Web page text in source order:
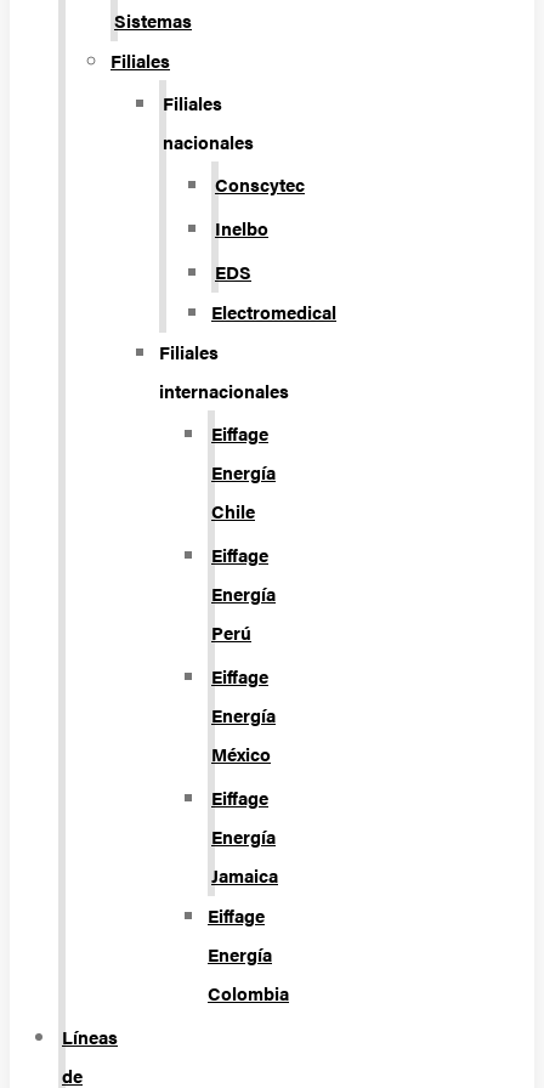
Sistemas
Filiales
Filiales
nacionales
Conscytec
Inelbo
EDS
Electromedical
Filiales
internacionales
Eiffage
Energía
Chile
Eiffage
Energía
Perú
Eiffage
Energía
México
Eiffage
Energía
Jamaica
Eiffage
Energía
Colombia
Líneas
de